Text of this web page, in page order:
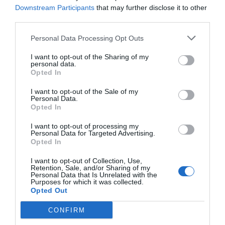
Downstream Participants that may further disclose it to other
Personal Data Processing Opt Outs
I want to opt-out of the Sharing of my
personal data.
Opted In
I want to opt-out of the Sale of my
Personal Data.
Opted In
I want to opt-out of processing my
Personal Data for Targeted Advertising.
Opted In
I want to opt-out of Collection, Use,
Retention, Sale, and/or Sharing of my
Personal Data that Is Unrelated with the
Purposes for which it was collected.
Opted Out
CONFIRM
Dades en clau
La seguretat de les
Ciberatacs:
ELS MÉS LLEGITS
AVUI DESTAQUEM